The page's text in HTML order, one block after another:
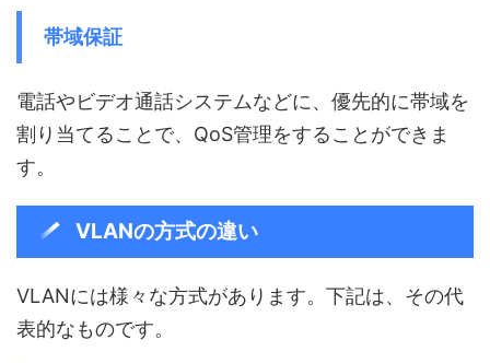
帯域保証
電話やビデオ通話システムなどに、優先的に帯域を
割り当てることで、QoS管理をすることができま
す。
VLANの方式の違い
VLANには様々な方式があります。下記は、その代
表的なものです。